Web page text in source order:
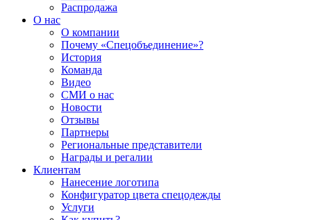
Распродажа
О нас
О компании
Почему «Спецобъединение»?
История
Команда
Видео
СМИ о нас
Новости
Отзывы
Партнеры
Региональные представители
Награды и регалии
Клиентам
Нанесение логотипа
Конфигуратор цвета спецодежды
Услуги